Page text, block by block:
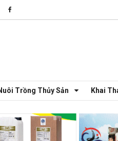
Trồng Thủy Sản Khai